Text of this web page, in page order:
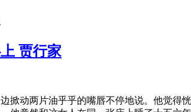
贾行家
掀动两片油乎乎的嘴唇不停地说。他觉得